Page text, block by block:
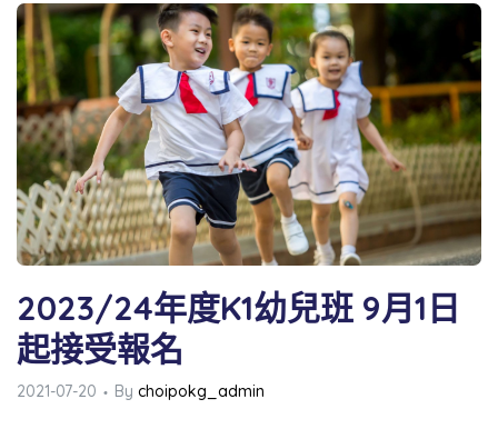
2023/24年度K1幼兒班 9月1日
起接受報名
2021-07-20 By choipokg_admin